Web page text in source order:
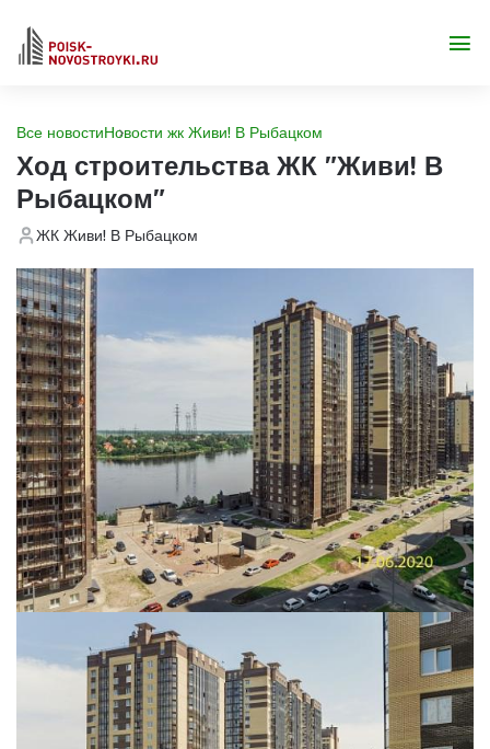
Все новостиНовости жк Живи! В Рыбацком
Ход строительства ЖК "Живи! В
Рыбацком"
ЖК Живи! В Рыбацком